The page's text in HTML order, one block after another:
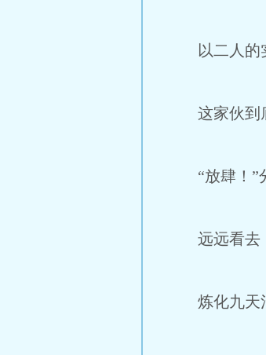
以二人的实
这家伙到底
“放肆！”分
远远看去，
炼化九天混